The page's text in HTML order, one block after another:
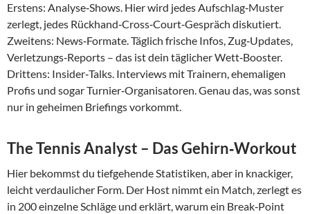
Erstens: Analyse‑Shows. Hier wird jedes Aufschlag‑Muster
zerlegt, jedes Rückhand‑Cross‑Court‑Gespräch diskutiert.
Zweitens: News‑Formate. Täglich frische Infos, Zug‑Updates,
Verletzungs‑Reports – das ist dein täglicher Wett‑Booster.
Drittens: Insider‑Talks. Interviews mit Trainern, ehemaligen
Profis und sogar Turnier‑Organisatoren. Genau das, was sonst
nur in geheimen Briefings vorkommt.
The Tennis Analyst – Das Gehirn‑Workout
Hier bekommst du tiefgehende Statistiken, aber in knackiger,
leicht verdaulicher Form. Der Host nimmt ein Match, zerlegt es
in 200 einzelne Schläge und erklärt, warum ein Break‑Point